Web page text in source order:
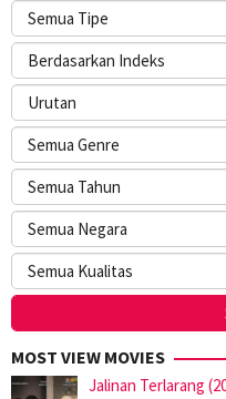
MOST VIEW MOVIES
Jalinan Terlarang